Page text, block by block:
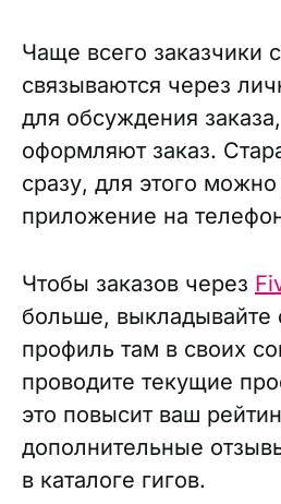
Чаще всего заказчики
связываются через
для обсуждения
оформляют заказ.
сразу, для этого можно
приложение на
Чтобы заказов через
больше, выкладывайте
профиль там в своих
проводите текущие
это повысит ваш
дополнительные
в каталоге гигов.